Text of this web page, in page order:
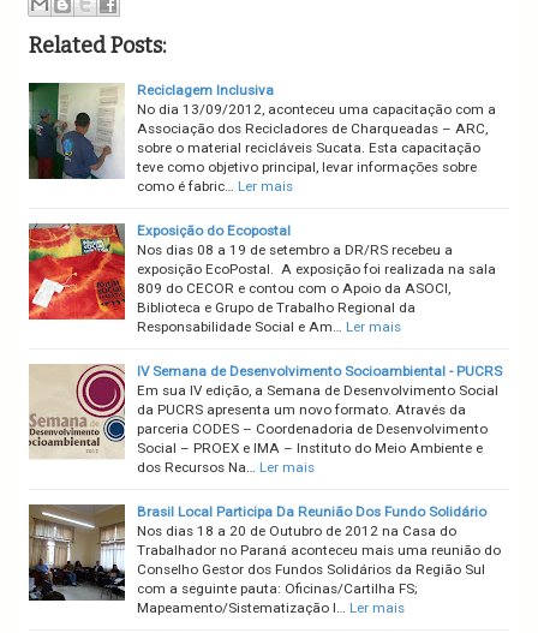
Related Posts:
Reciclagem Inclusiva
No dia 13/09/2012, aconteceu uma capacitação com a
Associação dos Recicladores de Charqueadas – ARC,
sobre o material recicláveis Sucata. Esta capacitação
teve como objetivo principal, levar informações sobre
como é fabric… Ler mais
Exposição do Ecopostal
Nos dias 08 a 19 de setembro a DR/RS recebeu a
exposição EcoPostal. A exposição foi realizada na sala
809 do CECOR e contou com o Apoio da ASOCI,
Biblioteca e Grupo de Trabalho Regional da
Responsabilidade Social e Am… Ler mais
IV Semana de Desenvolvimento Socioambiental - PUCRS
Em sua IV edição, a Semana de Desenvolvimento Social
da PUCRS apresenta um novo formato. Através da
parceria CODES – Coordenadoria de Desenvolvimento
Social – PROEX e IMA – Instituto do Meio Ambiente e
dos Recursos Na… Ler mais
Brasil Local Participa Da Reunião Dos Fundo Solidário
Nos dias 18 a 20 de Outubro de 2012 na Casa do
Trabalhador no Paraná aconteceu mais uma reunião do
Conselho Gestor dos Fundos Solidários da Região Sul
com a seguinte pauta: Oficinas/Cartilha FS;
Mapeamento/Sistematização I… Ler mais